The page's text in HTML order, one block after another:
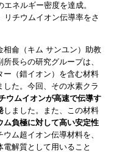
ネルギー密度を達成。
チウムイオン伝導率をさ
相侖（キム サンユン）助教
長らの研究グループは、
ー（錯イオン）を含む材料
た。今回、その水素クラ
ウムイオンが高速で伝導す
しました。また、この材料
ム負極に対して高い安定性
ム超イオン伝導材料を、
解質として用いること